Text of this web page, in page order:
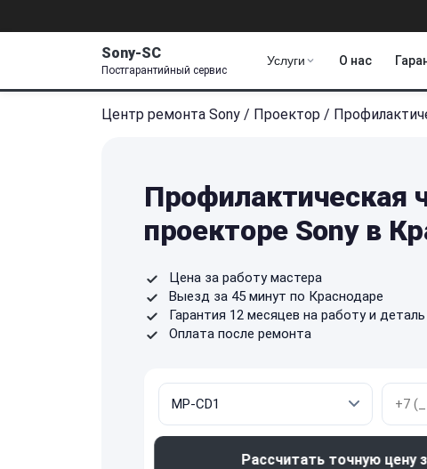
Sony-SC
Постгарантийный сервис
Услуги О нас
Центр ремонта Sony / Проектор /
Профилактическая
проекторе Sony в
Цена за работу мастера
Выезд за 45 минут по Краснодаре
Гарантия 12 месяцев на работу и деталь
Оплата после ремонта
Рассчитать точную цену